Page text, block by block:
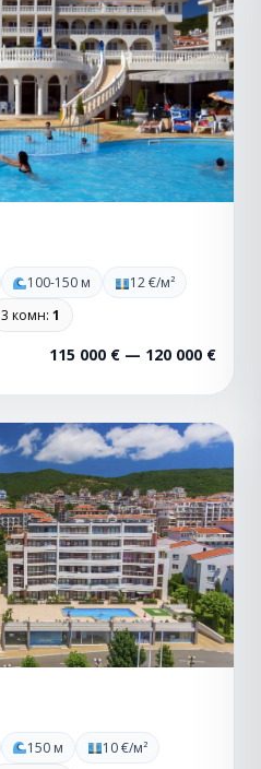
100-150 м
12 €/м²
3 комн: 1
115 000 € — 120 000 €
150 м
10 €/м²